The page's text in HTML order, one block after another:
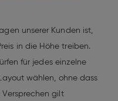
unserer Kunden ist,
in die Höhe treiben.
für jedes einzelne
wählen, ohne dass
Versprechen gilt